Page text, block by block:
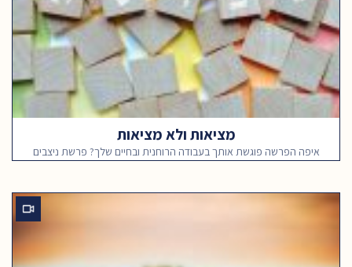
מציאות ולא מציאות
איפה הפרשה פוגשת אותך בעבודה הרוחנית ובחיים שלך? פרשת ניצבים